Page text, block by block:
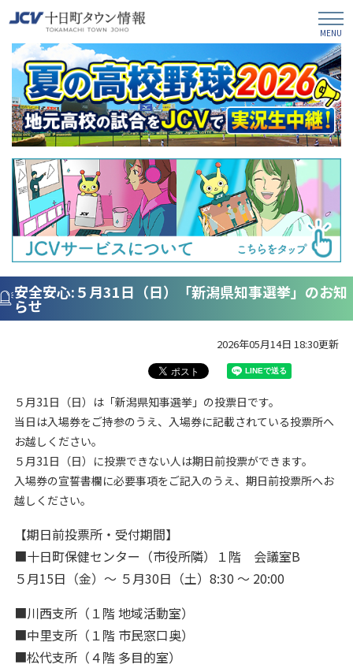
安全安心:５月31日（日）「新潟県知事選挙」のお知
らせ
2026年05月14日 18:30更新
５月31日（日）は「新潟県知事選挙」の投票日です。
当日は入場券をご持参のうえ、入場券に記載されている投票所へ
お越しください。
５月31日（日）に投票できない人は期日前投票ができます。
入場券の宣誓書欄に必要事項をご記入のうえ、期日前投票所へお
越しください。
【期日前投票所・受付期間】
■十日町保健センター（市役所隣）１階 会議室B
５月15日（金）〜 ５月30日（土）8:30 〜 20:00
■川西支所（１階 地域活動室）
■中里支所（１階 市民窓口奥）
■松代支所（４階 多目的室）